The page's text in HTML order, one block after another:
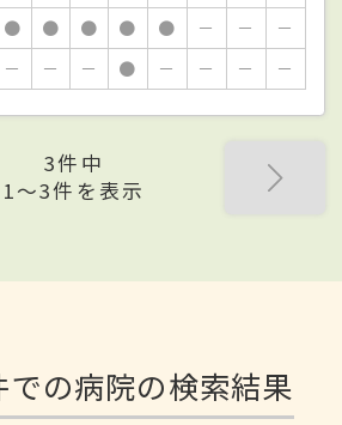
● ● ● ● ● － －
－
－ － － ● － － － －
3件中
1〜3件を表示
の病院の検索結果